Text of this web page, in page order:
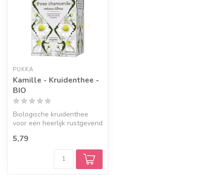
PUKKA
Kamille - Kruidenthee -
BIO
Biologische kruidenthee
voor een heerlijk rustgevend
Ka...
5,79